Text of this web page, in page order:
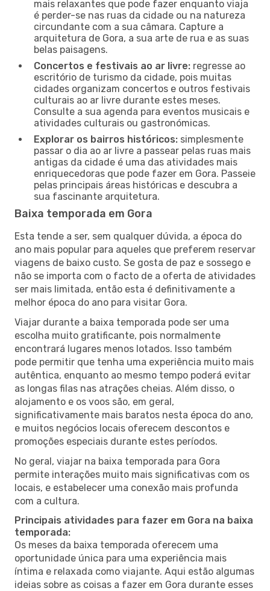
mais relaxantes que pode fazer enquanto viaja
é perder-se nas ruas da cidade ou na natureza
circundante com a sua câmara. Capture a
arquitetura de Gora, a sua arte de rua e as suas
belas paisagens.
Concertos e festivais ao ar livre: regresse ao
escritório de turismo da cidade, pois muitas
cidades organizam concertos e outros festivais
culturais ao ar livre durante estes meses.
Consulte a sua agenda para eventos musicais e
atividades culturais ou gastronómicas.
Explorar os bairros históricos: simplesmente
passar o dia ao ar livre a passear pelas ruas mais
antigas da cidade é uma das atividades mais
enriquecedoras que pode fazer em Gora. Passeie
pelas principais áreas históricas e descubra a
sua fascinante arquitetura.
Baixa temporada em Gora
Esta tende a ser, sem qualquer dúvida, a época do
ano mais popular para aqueles que preferem reservar
viagens de baixo custo. Se gosta de paz e sossego e
não se importa com o facto de a oferta de atividades
ser mais limitada, então esta é definitivamente a
melhor época do ano para visitar Gora.
Viajar durante a baixa temporada pode ser uma
escolha muito gratificante, pois normalmente
encontrará lugares menos lotados. Isso também
pode permitir que tenha uma experiência muito mais
autêntica, enquanto ao mesmo tempo poderá evitar
as longas filas nas atrações cheias. Além disso, o
alojamento e os voos são, em geral,
significativamente mais baratos nesta época do ano,
e muitos negócios locais oferecem descontos e
promoções especiais durante estes períodos.
No geral, viajar na baixa temporada para Gora
permite interações muito mais significativas com os
locais, e estabelecer uma conexão mais profunda
com a cultura.
Principais atividades para fazer em Gora na baixa
temporada:
Os meses da baixa temporada oferecem uma
oportunidade única para uma experiência mais
íntima e relaxada como viajante. Aqui estão algumas
ideias sobre as coisas a fazer em Gora durante esses